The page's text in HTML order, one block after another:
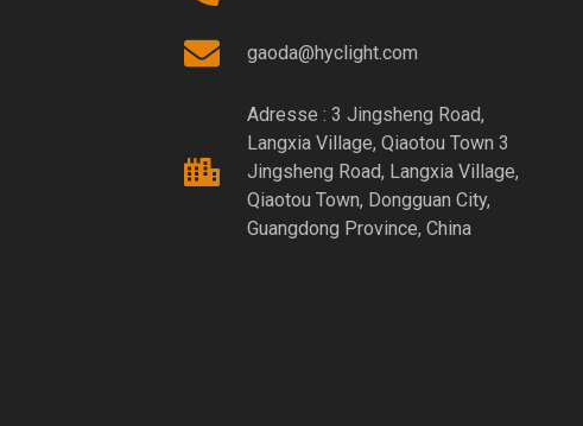
gaoda@hyclight.com
Adresse : 3 Jingsheng Road,
Langxia Village, Qiaotou Town 3
Jingsheng Road, Langxia Village,
Qiaotou Town, Dongguan City,
Guangdong Province, China